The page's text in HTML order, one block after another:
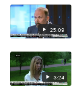
25:09
3:24